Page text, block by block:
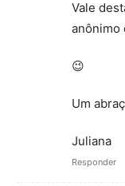
Vale
anônimo
😉
Um
Juliana
Responder